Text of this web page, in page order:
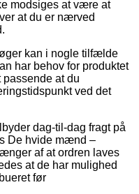
modsiges at være at
at du er nærved
kan i nogle tilfælde
har behov for produktet
passende at du
ved det
dag-til-dag fragt på
De hvide mænd –
af at ordren laves
at de har mulighed
før